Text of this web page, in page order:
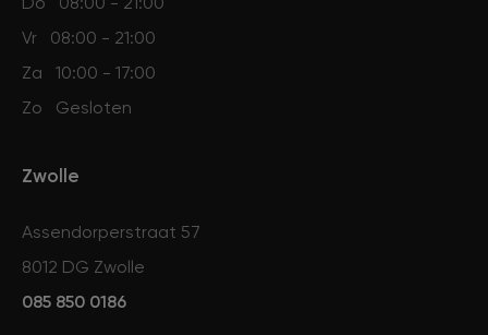
Vr
08:00 - 21:00
Za
10:00 - 17:00
Zo
Gesloten
Zwolle
Assendorperstraat 57
8012 DG Zwolle
085 850 0186